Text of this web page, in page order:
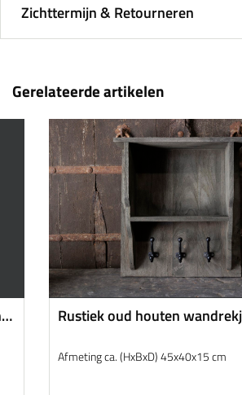
Zichttermijn & Retourneren
Gerelateerde artikelen
| Rustiek oud houten
Afmeting ca. (HxBxD) 45x40x15 cm